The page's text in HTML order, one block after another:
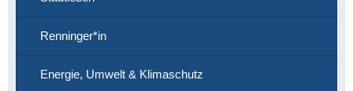
Renninger*in
Energie, Umwelt & Klimaschutz